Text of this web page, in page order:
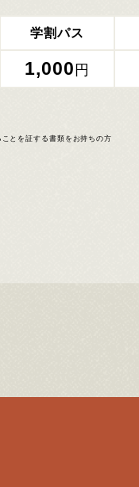
学割パス
1,000 円
とを証する書類をお持ちの方